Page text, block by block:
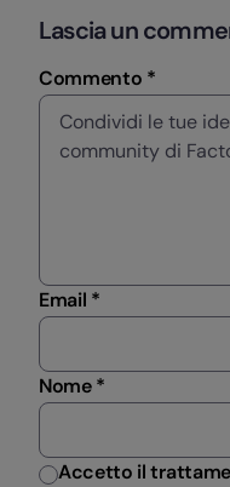
Lascia un
Commento *
Email *
Nome *
Accetto il